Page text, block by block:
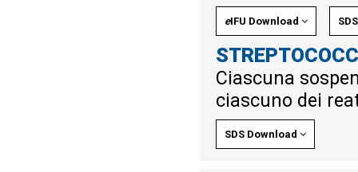
eIFU Download
Ciascuna
ciascuno dei
SDS Download